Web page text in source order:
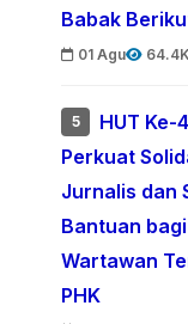
Babak
01 Agu
5
HUT Ke-
Perkuat
Jurnalis dan
Bantuan bagi
Wartawan
PHK